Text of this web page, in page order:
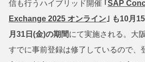
信も行うハイブリッド開催 ｢ SAP
Exchange 2025 オンライン｣ も10月
月31日(金)の期間にて実施される。大
すでに事前登録は修了しているので、